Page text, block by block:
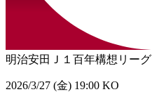
明治安田Ｊ１百年構想リーグ
2026/3/27 (金) 19:00 KO